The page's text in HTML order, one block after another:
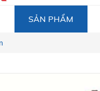
SẢN PHẨM